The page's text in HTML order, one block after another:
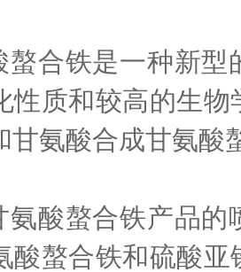
螯合铁是一种新型
性质和较高的生
甘氨酸合成甘氨酸
氨酸螯合铁产品的
酸螯合铁和硫酸